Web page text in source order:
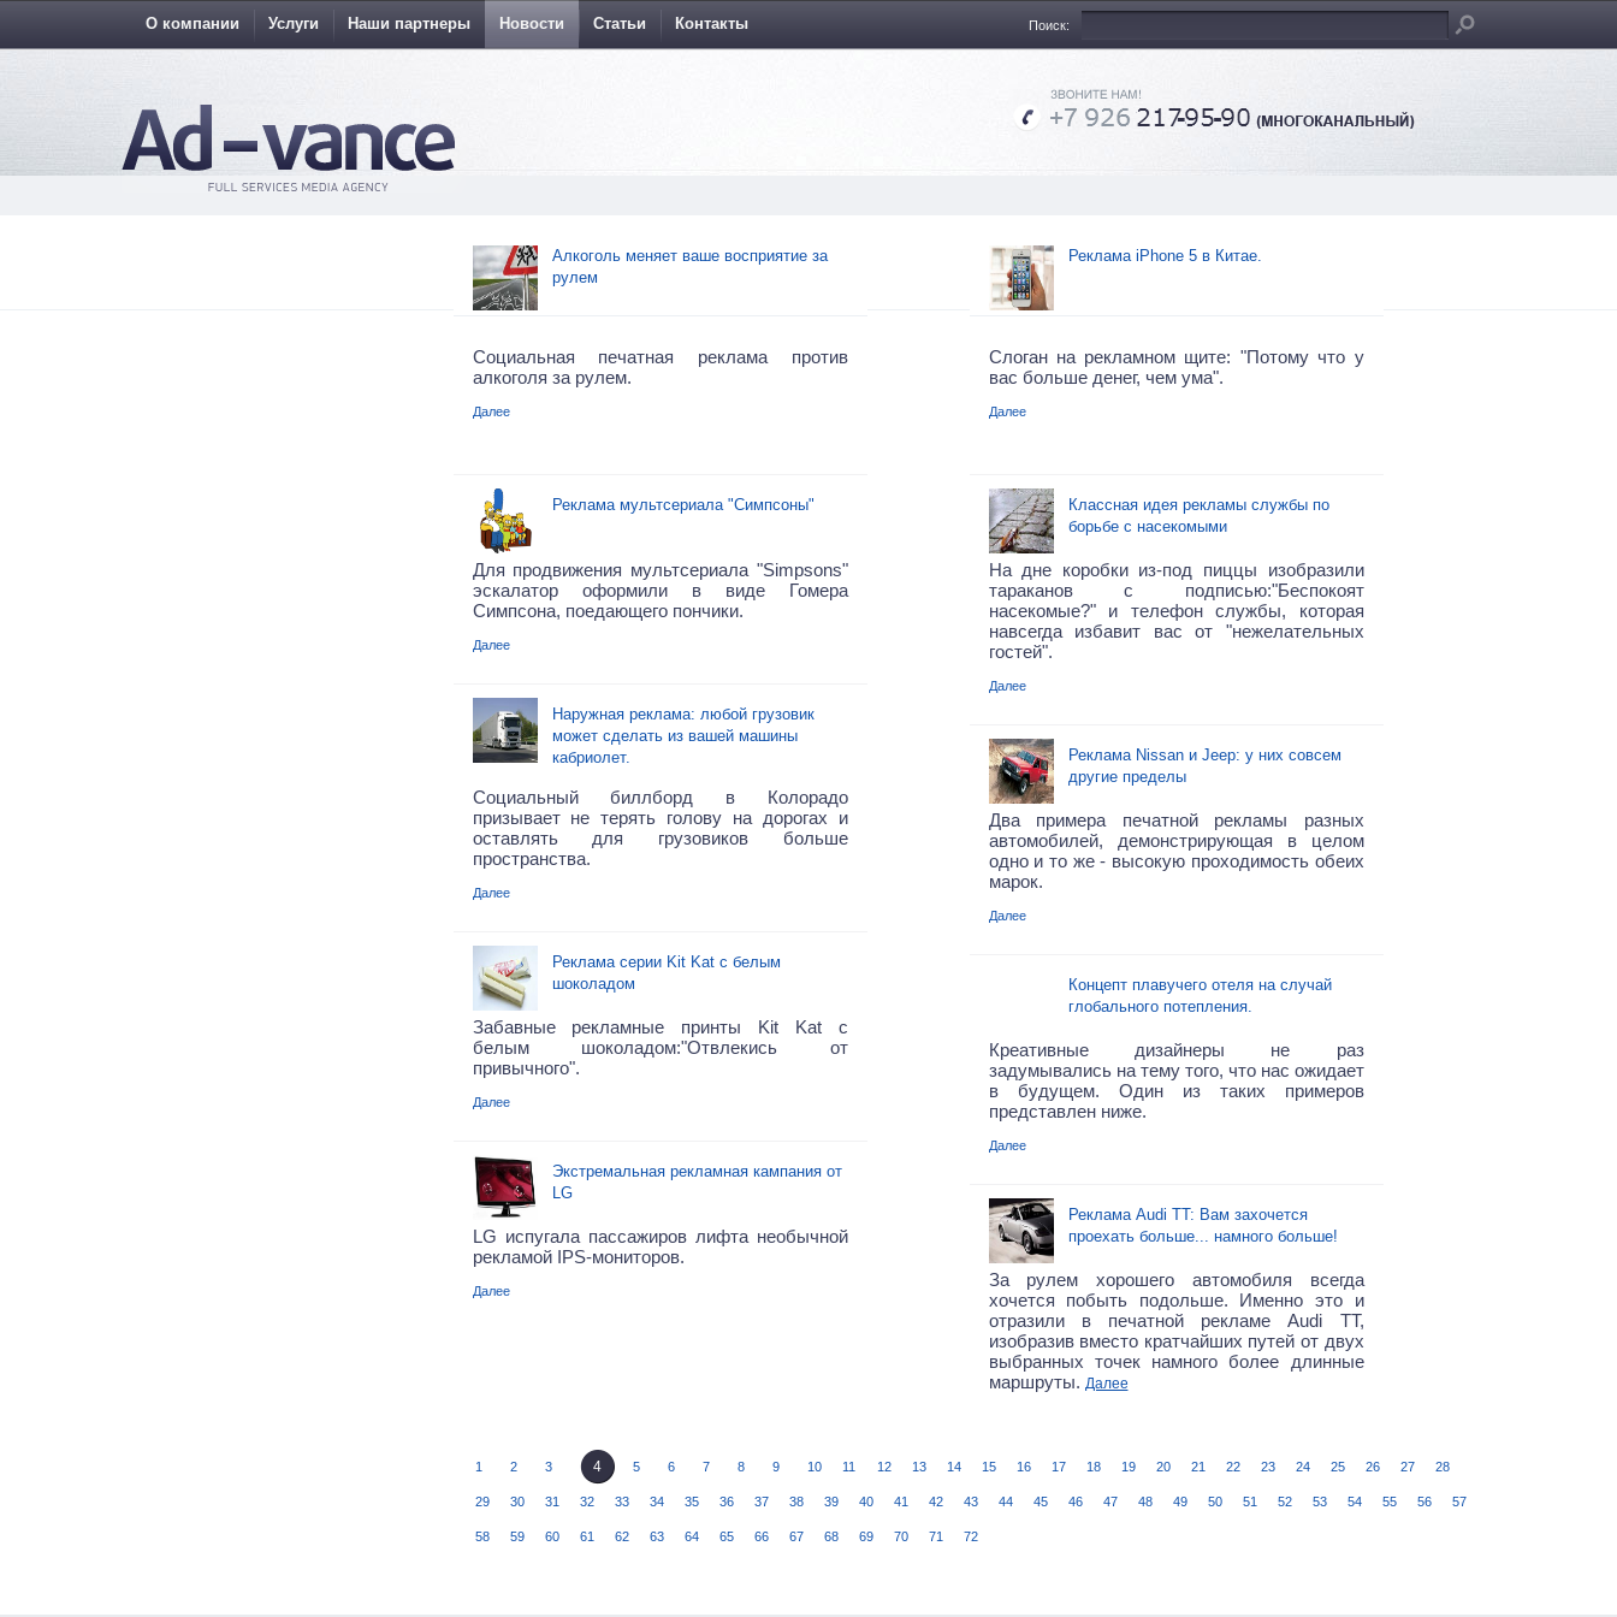
О компании Услуги Наши партнеры Новости Статьи Контакты Поиск:
Алкоголь меняет ваше восприятие за
рулем
Социальная печатная реклама против
алкоголя за рулем.
Далее
Реклама мультсериала "Симпсоны"
Для продвижения мультсериала "Simpsons"
эскалатор оформили в виде Гомера
Симпсона, поедающего пончики.
Далее
Наружная реклама: любой грузовик
может сделать из вашей машины
кабриолет.
Социальный биллборд в Колорадо
призывает не терять голову на дорогах и
оставлять для грузовиков больше
пространства.
Далее
Реклама серии Kit Kat с белым
шоколадом
Забавные рекламные принты Kit Kat с
белым шоколадом:"Отвлекись от
привычного".
Далее
Экстремальная рекламная кампания от
LG
LG испугала пассажиров лифта необычной
рекламой IPS-мониторов.
Далее
Реклама iPhone 5 в Китае.
Слоган на рекламном щите: "Потому что у
вас больше денег, чем ума".
Далее
Классная идея рекламы службы по
борьбе с насекомыми
На дне коробки из-под пиццы изобразили
тараканов с подписью:"Беспокоят
насекомые?" и телефон службы, которая
навсегда избавит вас от "нежелательных
гостей".
Далее
Реклама Nissan и Jeep: у них совсем
другие пределы
Два примера печатной рекламы разных
автомобилей, демонстрирующая в целом
одно и то же - высокую проходимость обеих
марок.
Далее
Концепт плавучего отеля на случай
глобального потепления.
Креативные дизайнеры не раз
задумывались на тему того, что нас ожидает
в будущем. Один из таких примеров
представлен ниже.
Далее
Реклама Audi TT: Вам захочется
проехать больше... намного больше!
За рулем хорошего автомобиля всегда
хочется побыть подольше. Именно это и
отразили в печатной рекламе Audi TT,
изобразив вместо кратчайших путей от двух
выбранных точек намного более длинные
маршруты. Далее
1 2 3 4 5 6 7 8 9 10 11 12 13 14 15 16 17 18 19 20 21 22 23 24 25 26 27 28
29 30 31 32 33 34 35 36 37 38 39 40 41 42 43 44 45 46 47 48 49 50 51 52 53 54 55 56 57
58 59 60 61 62 63 64 65 66 67 68 69 70 71 72